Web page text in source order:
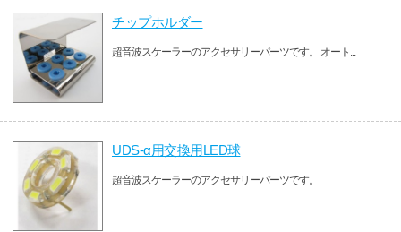
チップホルダー
超音波スケーラーのアクセサリーパーツです。 オート...
UDS-α用交換用LED球
超音波スケーラーのアクセサリーパーツです。